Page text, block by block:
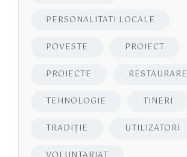
PERSONALITATI LOCALE
POVESTE PROIECT
PROIECTE RESTAURARE
TEHNOLOGIE TINERI
TRADIȚIE UTILIZATORI